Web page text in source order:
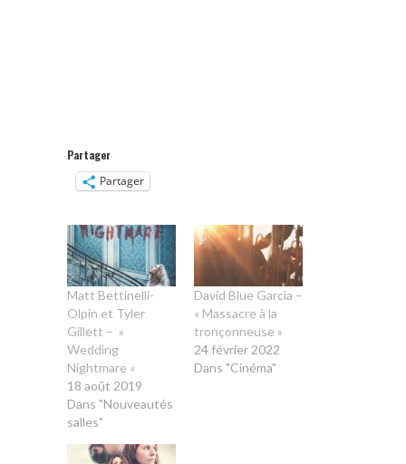
Partager
Partager
Matt Bettinelli-
Olpin et Tyler
Gillett – »
Wedding
Nightmare «
18 août 2019
Dans "Nouveautés
salles"
David Blue Garcia –
« Massacre à la
tronçonneuse »
24 février 2022
Dans "Cinéma"